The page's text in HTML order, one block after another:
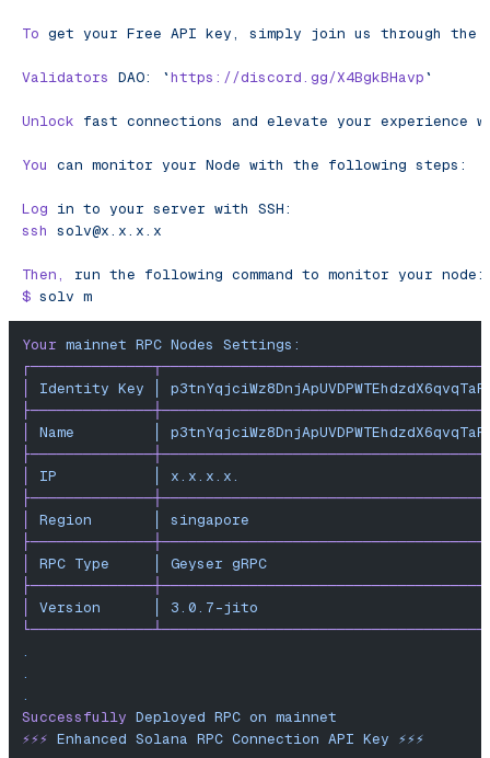
To get your Free API key, simply join us through the
Validators DAO: `https://discord.gg/X4BgkBHavp`
Unlock fast connections and elevate your experience
You can monitor your Node with the following steps:
Log in to your server with SSH:
ssh solv@x.x.x.x
Then, run the following command to monitor your node:
$ solv m
Your mainnet RPC Nodes Settings:
Identity Key
Name
IP x.x.x.x.
Region singapore
RPC Type Geyser gRPC
Version 3.0.7-jito
.
.
.
Successfully Deployed RPC on mainnet
⚡️⚡️⚡️ Enhanced Solana RPC Connection API Key ⚡️⚡️⚡️